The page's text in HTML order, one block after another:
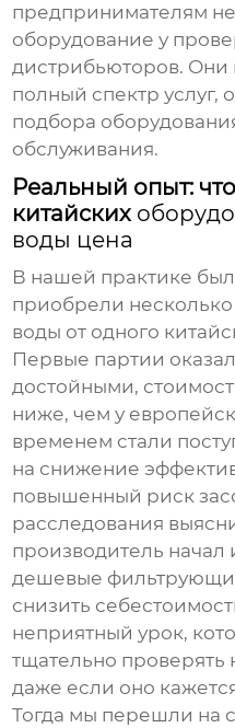
предпринимателям не
оборудование у
дистрибьюторов. Они
полный спектр услуг,
подбора
обслуживания.
Реальный опыт:
китайских
воды цена
В нашей практике
приобрели
воды от одного
Первые партии
достойными,
ниже, чем у
временем стали
на снижение
повышенный риск
расследования
производитель начал
дешевые
снизить
неприятный урок,
тщательно проверять
даже если оно
Тогда мы перешли на